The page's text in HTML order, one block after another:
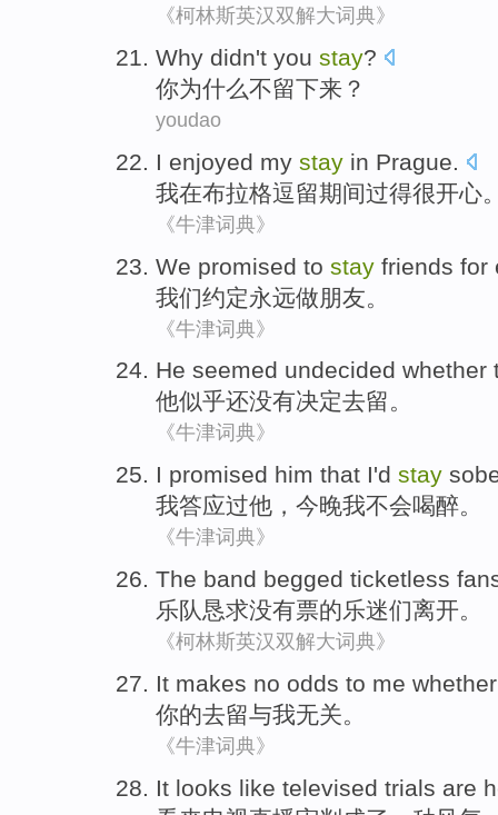
《柯林斯英汉双解大词典》
Why didn't you stay?
你为什么不留下来 ？
youdao
I enjoyed my stay in Prague.
我在布拉格逗留期间过得很开心
《牛津词典》
We promised to stay friends for
我们约定永远做朋友 。
《牛津词典》
He seemed undecided whether
他似乎还没有决定去留。
《牛津词典》
I promised him that I'd stay
我答应过他 ， 今晚我不会喝醉。
《牛津词典》
The band begged ticketless
乐队恳求没有票的乐迷们离开。
《柯林斯英汉双解大词典》
It makes no odds to me
你的去留与我无关。
《牛津词典》
It looks like televised trials are